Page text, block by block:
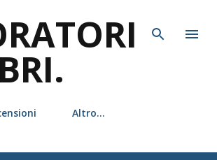
Altro…